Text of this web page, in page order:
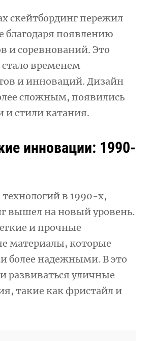
скейтбординг пережил
благодаря появлению
и соревнований. Это
стало временем
и инноваций. Дизайн
сложным, появились
стили катания.
инновации: 1990-
в 1990-х,
вышел на новый уровень.
и прочные
материалы, которые
более надежными. В это
развиваться уличные
такие как фристайл и